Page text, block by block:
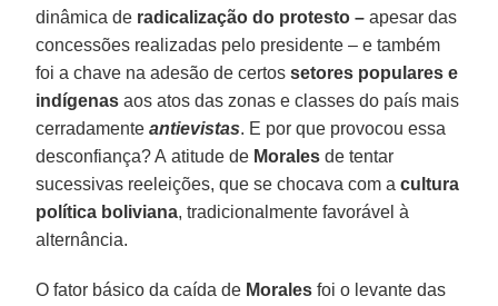
dinâmica de radicalização do protesto –apesar das
concessões realizadas pelo presidente – e também
foi a chave na adesão de certossetores populares e
indígenas aos atos das zonas e classes do país mais
cerradamenteantievistas. E por que provocou essa
desconfiança? A atitude de Morales de tentar
sucessivas reeleições, que se chocava com acultura
política boliviana, tradicionalmente favorável à
alternância.
O fator básico da caída de Morales foi o levante das